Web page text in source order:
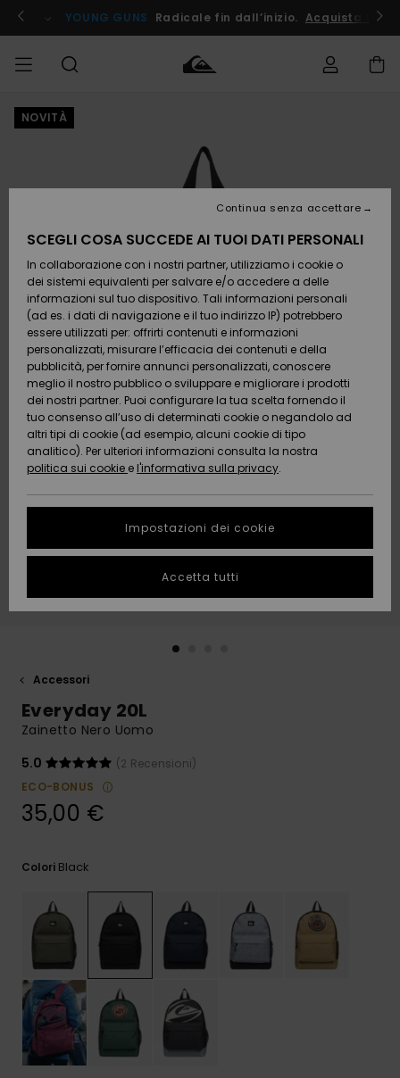
informazioni
prodotto
! YOUNG GUNS Radicale fin dall’inizio. Acquista Ora
UOMO
Accessori
Calzature
e
infradito
Surf /
Acqua
Snow
Scoprire
Accessori
Calzature
e
infradito
Surf /
Acqua
Neve
Scoprire
Nuovi
Da
Scoprire
Snow
SURF
Highlights
Comunità
SNOW
Shop
Snow
Shop
Donna
Da
Scoprire
OUTLET
Outlet
Donna
AIUTO &
CONTATTI
Spedizione
Pagamento
Buono regalo
Quiksilver
Freedom
Protezione
dei dati
Guida alle
conversazione
per ottenere
la risposta
alla tua
conversazione
risposte alle
domande
le FAQ
APP
NOVITÀ
Accessori
Everyday 20L
Zainetto Nero Uomo
5.0
(2 Recensioni)
ECO-BONUS
35,00 €
Colori Black
SCEGLI COSA SUCCEDE AI TUOI DATI PERSONALI
In collaborazione con i nostri partner, utilizziamo i cookie o
dei sistemi equivalenti per salvare e/o accedere a delle
informazioni sul tuo dispositivo. Tali informazioni personali
(ad es. i dati di navigazione e il tuo indirizzo IP) potrebbero
essere utilizzati per: offrirti contenuti e informazioni
personalizzati, misurare l’efficacia dei contenuti e della
pubblicità, per fornire annunci personalizzati, conoscere
meglio il nostro pubblico o sviluppare e migliorare i prodotti
dei nostri partner. Puoi configurare la tua scelta fornendo il
tuo consenso all’uso di determinati cookie o negandolo ad
altri tipi di cookie (ad esempio, alcuni cookie di tipo
analitico). Per ulteriori informazioni consulta la nostra
politica sui cookie e l'informativa sulla privacy.
Impostazioni dei cookie
Continua senza accettare
Accetta tutti